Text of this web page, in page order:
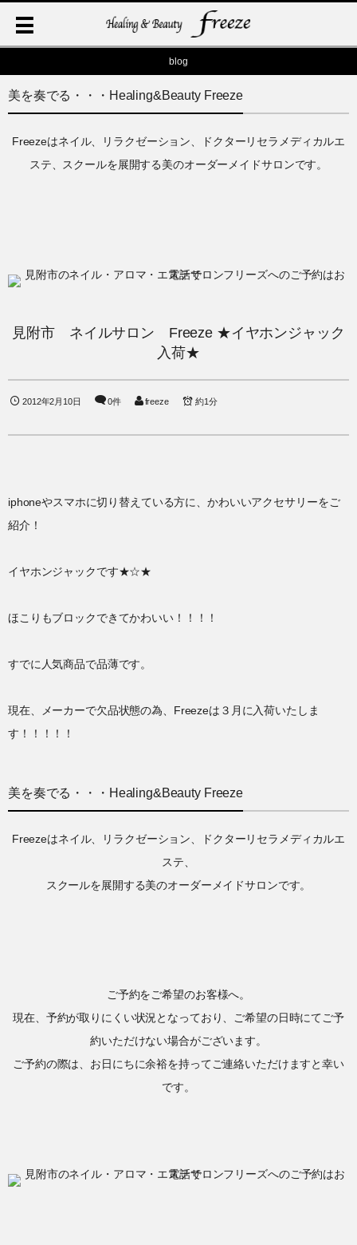
blog
美を奏でる・・・Healing&Beauty Freeze
Freezeはネイル、リラクゼーション、ドクターリセラメディカルエ
ステ、スクールを展開する美のオーダーメイドサロンです。
見附市 ネイルサロン Freeze ★イヤホンジャック
入荷★
2012年2月10日 0件 freeze 約1分
iphoneやスマホに切り替えている方に、かわいいアクセサリーをご
紹介！
イヤホンジャックです★☆★
ほこりもブロックできてかわいい！！！！
すでに人気商品で品薄です。
現在、メーカーで欠品状態の為、Freezeは３月に入荷いたしま
す！！！！！
美を奏でる・・・Healing&Beauty Freeze
Freezeはネイル、リラクゼーション、ドクターリセラメディカルエ
ステ、
スクールを展開する美のオーダーメイドサロンです。
ご予約をご希望のお客様へ。
現在、予約が取りにくい状況となっており、ご希望の日時にてご予
約いただけない場合がございます。
ご予約の際は、お日にちに余裕を持ってご連絡いただけますと幸い
です。